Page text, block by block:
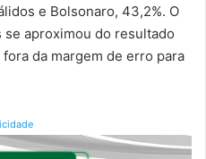
e Bolsonaro, 43,2%. O
aproximou do resultado
da margem de erro para